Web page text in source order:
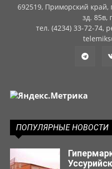
692519, Приморский край,
зд. 85в,
тел. (4234) 33-72-74,
ПОПУЛЯРНЫЕ НОВОСТИ